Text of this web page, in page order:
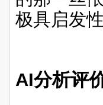
极具启发
AI分析评